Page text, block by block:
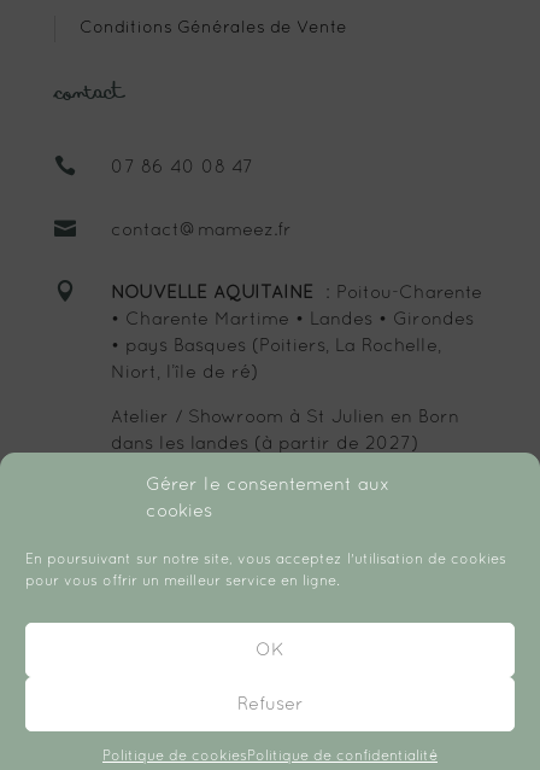
Gérer le consentement aux
cookies
En poursuivant sur notre site, vous acceptez l'utilisation de cookies
pour vous offrir un meilleur service en ligne.
OK
Refuser
Politique de cookies Politique de confidentialité
Conditions Générales de Vente
Contact
 07 86 40 08 47
 contact@mameez.fr
 NOUVELLE AQUITAINE
: Poitou-Charente
• Charente Martime • Landes • Girondes
• pays Basques (Poitiers, La Rochelle,
Niort, l’île de ré)
Atelier / Showroom à St Julien en Born
dans les landes (à partir de 2027)
SUIVEZ-MOI :